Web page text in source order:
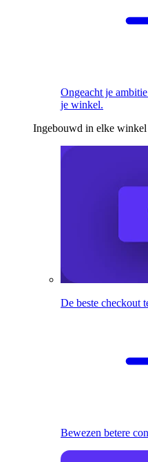
Ongeacht je
je winkel.
Ingebouwd in elke winkel
De beste checkout
Bewezen betere